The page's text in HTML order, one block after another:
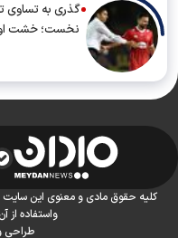
گذری به تساوی
نخست؛ خشت
کلیه حقوق مادی و معنوی این
واستفاده از
طراحی